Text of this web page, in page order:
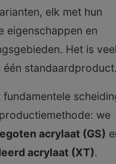
elk met hun
eigenschappen en
Het is veel
één standaardproduct.
fundamentele
we
acrylaat (GS)
acrylaat (XT).